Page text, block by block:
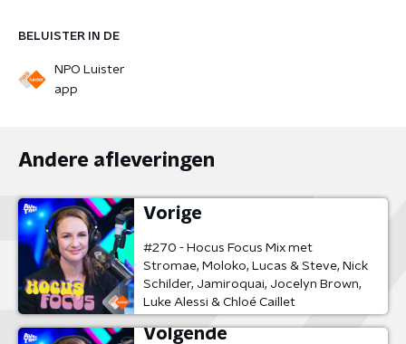
BELUISTER IN DE
NPO Luister
app
Andere afleveringen
Vorige
#270 - Hocus Focus Mix met
Stromae, Moloko, Lucas & Steve, Nick
Schilder, Jamiroquai, Jocelyn Brown,
Luke Alessi & Chloé Caillet
Volgende